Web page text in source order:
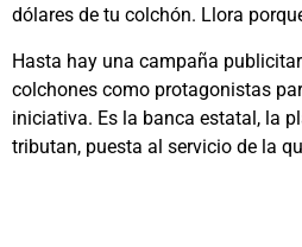
dólares de tu colchón. Llora
Hasta hay una campaña
colchones como protagonistas
iniciativa. Es la banca estatal, la
tributan, puesta al servicio de la